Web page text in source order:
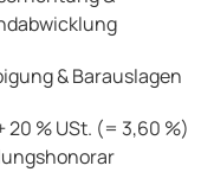
& Barauslagen
20 % USt. (= 3,60 %)